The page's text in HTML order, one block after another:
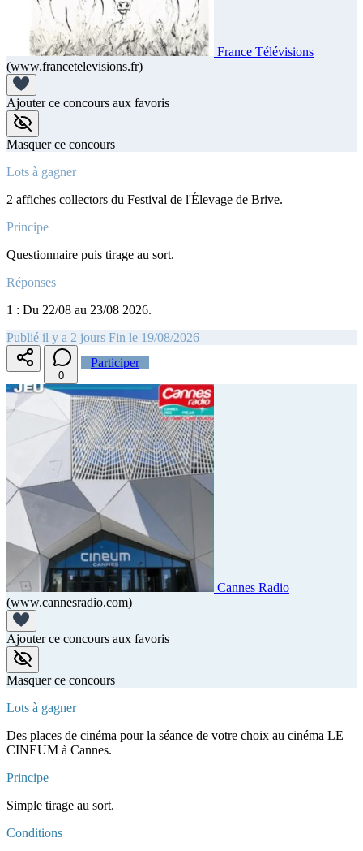
France Télévisions
(www.francetelevisions.fr)
Ajouter ce concours aux favoris
Masquer ce concours
Lots à gagner
2 affiches collectors du Festival de l'Élevage de Brive.
Principe
Questionnaire puis tirage au sort.
Réponses
1 : Du 22/08 au 23/08 2026.
Publié il y a 2 jours Fin le 19/08/2026
0
Participer
Cannes Radio
(www.cannesradio.com)
Ajouter ce concours aux favoris
Masquer ce concours
Lots à gagner
Des places de cinéma pour la séance de votre choix au cinéma LE
CINEUM à Cannes.
Principe
Simple tirage au sort.
Conditions